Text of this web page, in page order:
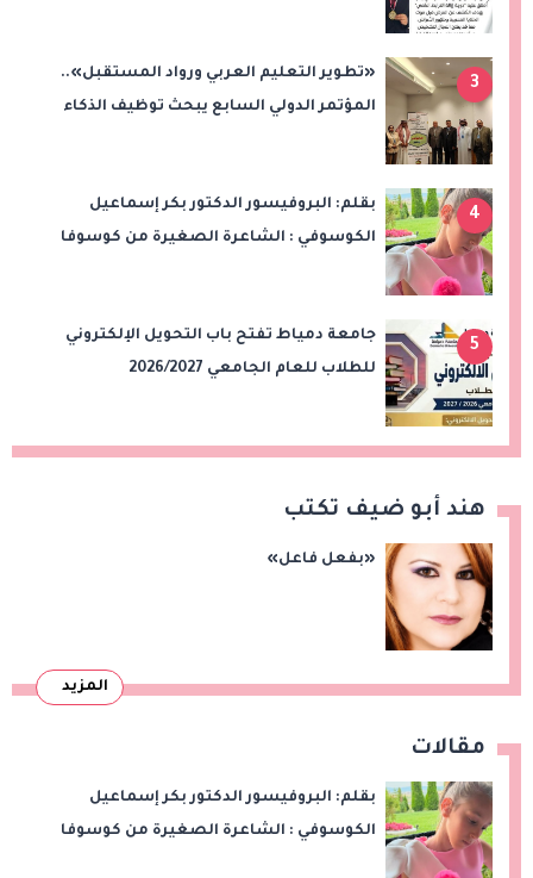
3
«تطوير التعليم العربي ورواد المستقبل»..
المؤتمر الدولي السابع يبحث توظيف الذكاء
4
بقلم: البروفيسور الدكتور بكر إسماعيل
الكوسوفي : الشاعرة الصغيرة من كوسوفا
5
جامعة دمياط تفتح باب التحويل الإلكتروني
للطلاب للعام الجامعي 2026/2027
هند أبو ضيف تكتب
«بفعل فاعل»
المزيد
مقالات
بقلم: البروفيسور الدكتور بكر إسماعيل
الكوسوفي : الشاعرة الصغيرة من كوسوفا